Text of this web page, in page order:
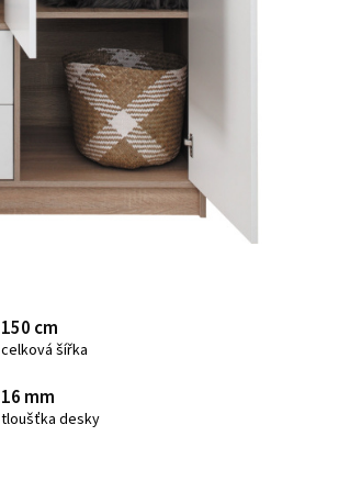
150 cm
celková šířka
16 mm
tloušťka desky